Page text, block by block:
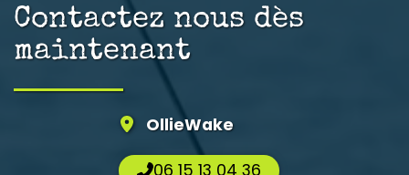
Contactez nous dès
maintenant
OllieWake
06 15 13 04 36